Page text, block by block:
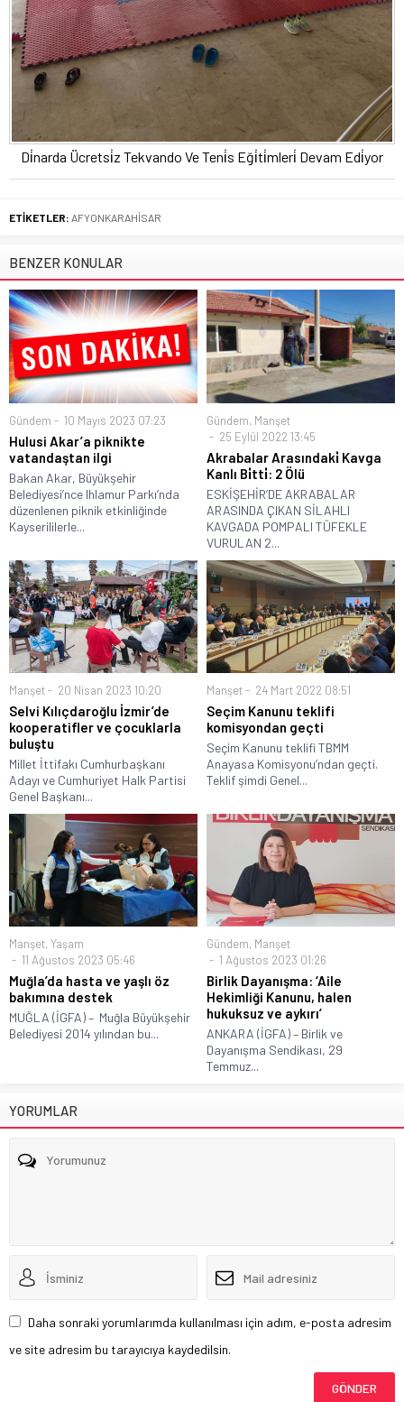
Di̇narda Ücretsi̇z Tekvando Ve Teni̇s Eği̇ti̇mleri̇ Devam Edi̇yor
ETİKETLER: AFYONKARAHİSAR
BENZER KONULAR
Gündem 10 Mayıs 2023 07:23
Hulusi Akar’a piknikte
vatandaştan ilgi
Bakan Akar, Büyükşehir
Belediyesi’nce Ihlamur Parkı’nda
düzenlenen piknik etkinliğinde
Kayserililerle...
Gündem, Manşet
25 Eylül 2022 13:45
Akrabalar Arasındaki̇ Kavga
Kanlı Bi̇tti̇: 2 Ölü
ESKİŞEHİR’DE AKRABALAR
ARASINDA ÇIKAN SİLAHLI
KAVGADA POMPALI TÜFEKLE
VURULAN 2...
Manşet 20 Nisan 2023 10:20
Selvi Kılıçdaroğlu İzmir’de
kooperatifler ve çocuklarla
buluştu
Millet İttifakı Cumhurbaşkanı
Adayı ve Cumhuriyet Halk Partisi
Genel Başkanı...
Manşet 24 Mart 2022 08:51
Seçim Kanunu teklifi
komisyondan geçti
Seçim Kanunu teklifi TBMM
Anayasa Komisyonu’ndan geçti.
Teklif şimdi Genel...
Manşet, Yaşam
11 Ağustos 2023 05:46
Muğla’da hasta ve yaşlı öz
bakımına destek
MUĞLA (İGFA) – Muğla Büyükşehir
Belediyesi 2014 yılından bu...
Gündem, Manşet
1 Ağustos 2023 01:26
Birlik Dayanışma: ‘Aile
Hekimliği Kanunu, halen
hukuksuz ve aykırı’
ANKARA (İGFA) – Birlik ve
Dayanışma Sendikası, 29
Temmuz...
YORUMLAR
Daha sonraki yorumlarımda kullanılması için adım, e-posta adresim
ve site adresim bu tarayıcıya kaydedilsin.